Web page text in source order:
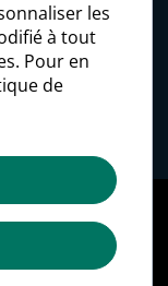
les
à tout
Pour en
de